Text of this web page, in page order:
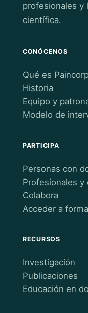
profesionales y
científica.
CONÓCENOS
Qué es
Historia
Equipo y
Modelo de
PARTICIPA
Personas con
Profesionales y
Colabora
Acceder a
RECURSOS
Investigación
Publicaciones
Educación en